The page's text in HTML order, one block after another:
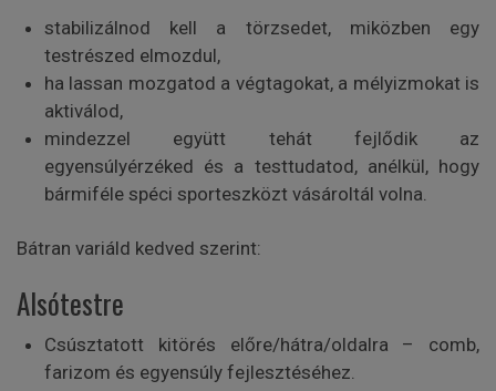
stabilizálnod kell a törzsedet, miközben egy
testrészed elmozdul,
ha lassan mozgatod a végtagokat, a mélyizmokat is
aktiválod,
mindezzel együtt tehát fejlődik az
egyensúlyérzéked és a testtudatod, anélkül, hogy
bármiféle spéci sporteszközt vásároltál volna.
Bátran variáld kedved szerint:
Alsótestre
Csúsztatott kitörés előre/hátra/oldalra – comb,
farizom és egyensúly fejlesztéséhez.